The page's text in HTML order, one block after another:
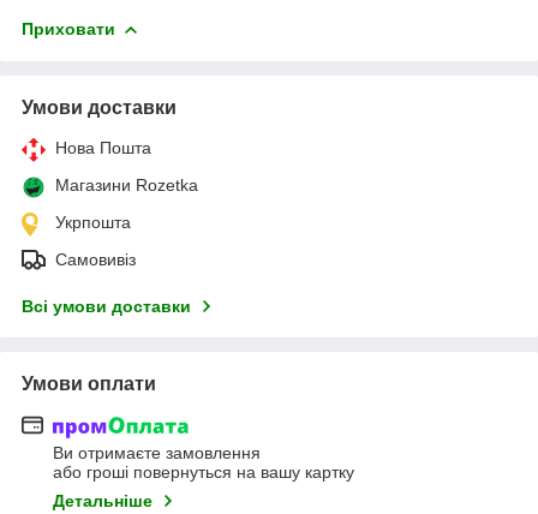
Приховати
Умови доставки
Нова Пошта
Магазини Rozetka
Укрпошта
Самовивіз
Всі умови доставки
Умови оплати
Ви отримаєте замовлення
або гроші повернуться на вашу картку
Детальніше